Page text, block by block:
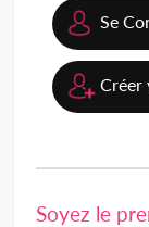
Se
Créer
Soyez le